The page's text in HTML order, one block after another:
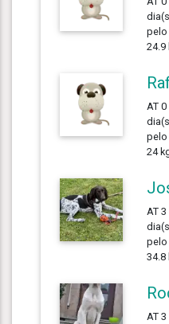
pelo
24.9
AT
pelo
24
AT
pelo
34.8
AT